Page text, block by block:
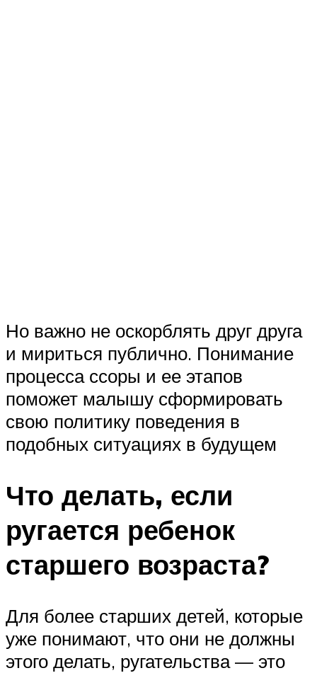
Но важно не оскорблять друг друга
и мириться публично. Понимание
процесса ссоры и ее этапов
поможет малышу сформировать
свою политику поведения в
подобных ситуациях в будущем
Что делать, если
ругается ребенок
старшего возраста?
Для более старших детей, которые
уже понимают, что они не должны
этого делать, ругательства — это